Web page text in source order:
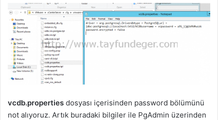
vcdb.properties dosyası içerisinden password bölümünü
not alıyoruz. Artık buradaki bilgiler ile PgAdmin üzerinden